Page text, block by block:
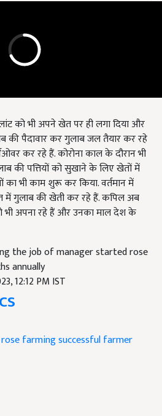
को भी अपने खेत पर ही लगा दिया और
की पैदावार कर गुलाब जल तैयार कर रहे
कर रहे हैं. कोरोना काल के दौरान भी
की पत्तियों को सुखाने के लिए खेतों में
का भी काम शुरू कर किया. वर्तमान में
गुलाब की खेती कर रहे हैं. कपिल अब
भी अपना रहे हैं और उनका माल देश के
the job of manager started rose
annually
12:12 PM IST
rose farmingsuccessful farmer